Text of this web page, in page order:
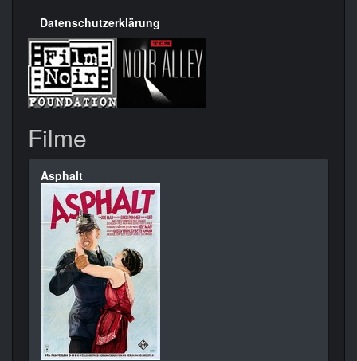
Datenschutzerklärung
Filme
Asphalt